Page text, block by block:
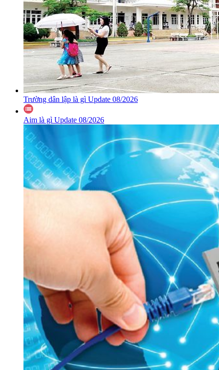
Trường dân lập là gì Update 08/2026
Aim là gì Update 08/2026